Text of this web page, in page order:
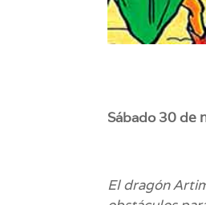
Sábado 30 de
El dragón